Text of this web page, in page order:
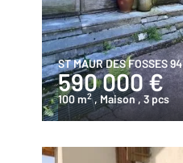
ST MAUR DES FOSSES 94
590 000 €
100 m2 , Maison , 3 pcs